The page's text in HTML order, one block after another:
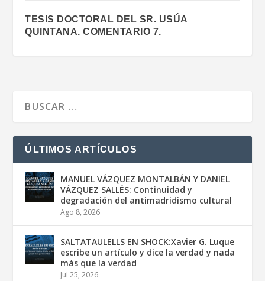
TESIS DOCTORAL DEL SR. USÚA
QUINTANA. COMENTARIO 7.
ÚLTIMOS ARTÍCULOS
MANUEL VÁZQUEZ MONTALBÁN Y DANIEL
VÁZQUEZ SALLÉS: Continuidad y
degradación del antimadridismo cultural
Ago 8, 2026
SALTATAULELLS EN SHOCK:Xavier G. Luque
escribe un artículo y dice la verdad y nada
más que la verdad
Jul 25, 2026